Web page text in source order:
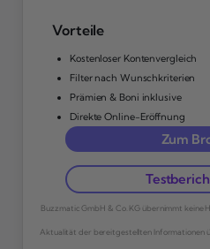
Vorteile
Kostenloser Kontenvergleich
Filter nach Wunschkriterien
Prämien & Boni inklusive
Direkte Online-Eröffnung
Zum
Buzzmatic GmbH & Co. KG übernimmt keine
Aktualität der bereitgestellten Informationen